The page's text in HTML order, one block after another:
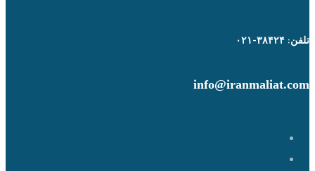
تلفن: ۳۸۴۲۴-۰۲۱
info@iranmaliat.com